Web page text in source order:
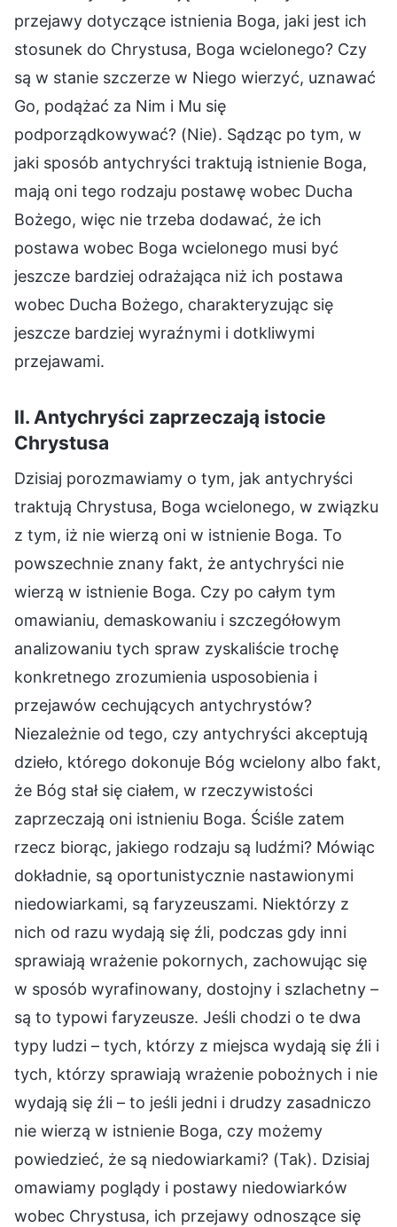
przejawy dotyczące istnienia Boga, jaki jest ich
stosunek do Chrystusa, Boga wcielonego? Czy
są w stanie szczerze w Niego wierzyć, uznawać
Go, podążać za Nim i Mu się
podporządkowywać? (Nie). Sądząc po tym, w
jaki sposób antychryści traktują istnienie Boga,
mają oni tego rodzaju postawę wobec Ducha
Bożego, więc nie trzeba dodawać, że ich
postawa wobec Boga wcielonego musi być
jeszcze bardziej odrażająca niż ich postawa
wobec Ducha Bożego, charakteryzując się
jeszcze bardziej wyraźnymi i dotkliwymi
przejawami.
II. Antychryści zaprzeczają istocie
Chrystusa
Dzisiaj porozmawiamy o tym, jak antychryści
traktują Chrystusa, Boga wcielonego, w związku
z tym, iż nie wierzą oni w istnienie Boga. To
powszechnie znany fakt, że antychryści nie
wierzą w istnienie Boga. Czy po całym tym
omawianiu, demaskowaniu i szczegółowym
analizowaniu tych spraw zyskaliście trochę
konkretnego zrozumienia usposobienia i
przejawów cechujących antychrystów?
Niezależnie od tego, czy antychryści akceptują
dzieło, którego dokonuje Bóg wcielony albo fakt,
że Bóg stał się ciałem, w rzeczywistości
zaprzeczają oni istnieniu Boga. Ściśle zatem
rzecz biorąc, jakiego rodzaju są ludźmi? Mówiąc
dokładnie, są oportunistycznie nastawionymi
niedowiarkami, są faryzeuszami. Niektórzy z
nich od razu wydają się źli, podczas gdy inni
sprawiają wrażenie pokornych, zachowując się
w sposób wyrafinowany, dostojny i szlachetny –
są to typowi faryzeusze. Jeśli chodzi o te dwa
typy ludzi – tych, którzy z miejsca wydają się źli i
tych, którzy sprawiają wrażenie pobożnych i nie
wydają się źli – to jeśli jedni i drudzy zasadniczo
nie wierzą w istnienie Boga, czy możemy
powiedzieć, że są niedowiarkami? (Tak). Dzisiaj
omawiamy poglądy i postawy niedowiarków
wobec Chrystusa, ich przejawy odnoszące się